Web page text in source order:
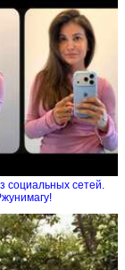
социальных сетей.